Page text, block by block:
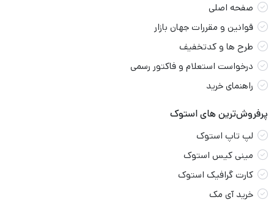
صفحه اصلی
قوانین و مقررات جهان بازار
طرح ها و کدتخفیف
درخواست استعلام و فاکتور رسمی
راهنمای خرید
پرفروش‌ترین های استوک
لپ تاپ استوک
مینی کیس استوک
کارت گرافیک استوک
خرید آی مک